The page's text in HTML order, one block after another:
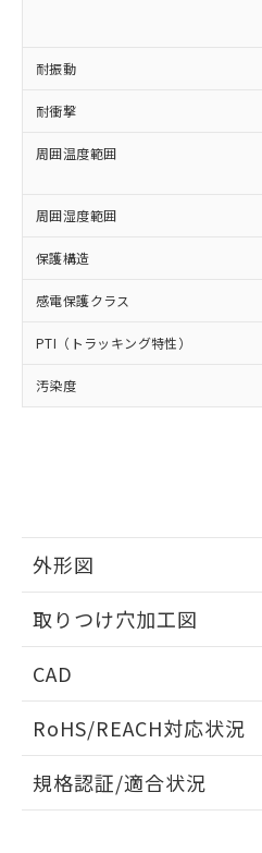
耐振動
耐衝撃
周囲温度範囲
周囲湿度範囲
保護構造
感電保護クラス
PTI（トラッキング特性）
汚染度
外形図
取りつけ穴加工図
CAD
ドすることができます。
ログイン/
RoHS/REACH対応状況
EU RoHS 注意事項・凡例
規格認証/適合状況
正式な納期状況お
様のお取引先、
ムロン制御機器
オムロン制御機
販売ネット
在庫状況および
事前の承諾なく
マイパーツ機能
ビス）をご利用い
メンバーズにご登
あります。
お客様が当ウェ
登録された部品
および当社の共同
用者の範囲」に記
(PBDE) 1000ppm以下、フタ
ル) (DEHP)(別名：DOP)
ルベンジル（BBP）
（DBP） 1000ppm以下、フ
但し、RoHS指令で産業用監視
フタル酸エステル類の４物質
図的な使用がないことを確認
※2 対応予定月
部品在庫の切り替え状
月が前後することがあ
※3 非含有証明書ダ
※本証明書は発行日時
るもので、過去に遡って
ものではありません。
物質の対応では、対応完
荷製品に未対応品が混
していることから、特
り、2022年1月12日より
す。
Cr(Ⅵ)(六価クロム) : 1000ppm
ニル類) : 1000ppm、 PBDEs(
イソブチル) : 1000ppm、
DEHP(フタル酸ビス(2-エチ
※2 環境保護使用期限
「ｅ」：有害物質（10
準値以下であることを
「10」：通常の使用状
質が外部に漏えいし、
及ぼさない年数を意味
「－」：未確認です。
い合わせください。
当社は規制貨物を
いよう必要な手
当社は貴社製品
ル、化学兵器、生
武器並びにこれ
当社は、貴社製
場合は、上記1、
該第三者に通知
販売先および販
法に輸出するお
り引きをいたしま
一定数以上の
一定数には
在庫なし(最
いては、お
たはお客様
機器販売店
白
受注生産機種
情報を公開し